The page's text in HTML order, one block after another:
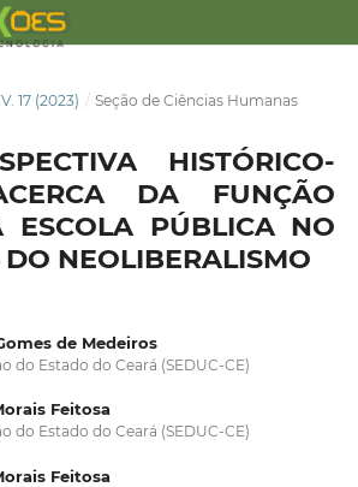
V. 17 (2023) / Seção de Ciências Humanas
HISTÓRICO-
DA FUNÇÃO
ESCOLA PÚBLICA NO
NEOLIBERALISMO
de Medeiros
do Estado do Ceará (SEDUC-CE)
Feitosa
do Estado do Ceará (SEDUC-CE)
Feitosa